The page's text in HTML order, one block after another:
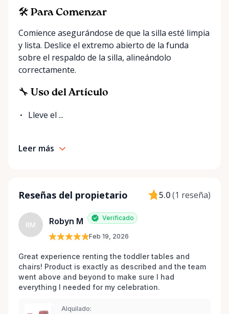
exactly what you’re looking for on our site, just
additional items or help you find the right solution
for your event. Local. Flexible. Reliable. That’s
Ottawa Valley Event Rentals — helping make special
moments even better across the Ottawa Valley.
🛠️ Para Comenzar
Comience asegurándose de que la silla esté limpia
y lista. Deslice el extremo abierto de la funda
sobre el respaldo de la silla, alineándolo
correctamente.
🔧 Uso del Artículo
Lleve el ...
Leer más
Reseñas del propietario 5.0(1 reseña)
RM Robyn M Verificado
Feb 19, 2026
Great experience renting the toddler tables and
chairs! Product is exactly as described and the team
went above and beyond to make sure I had
everything I needed for my celebration.
Alquilado: